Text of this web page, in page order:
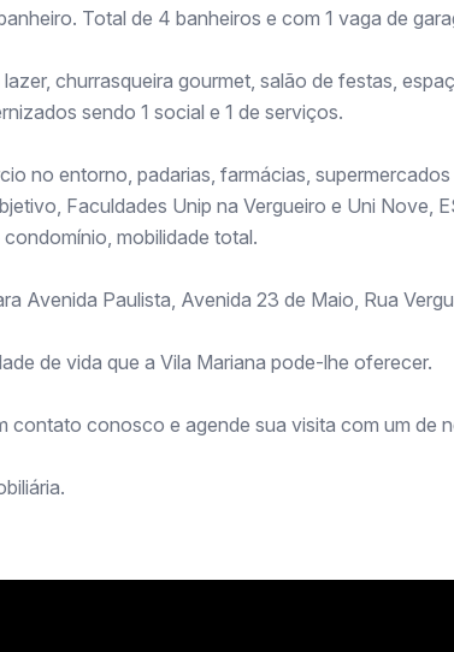
Total de 4 banheiros e com 1 vaga de
churrasqueira gourmet, salão de festas,
sendo 1 social e 1 de serviços.
no entorno, padarias, farmácias,
Faculdades Unip na Vergueiro e Uni Nove,
mobilidade total.
Avenida Paulista, Avenida 23 de Maio, Rua
de vida que a Vila Mariana pode-lhe oferecer.
contato conosco e agende sua visita com um de